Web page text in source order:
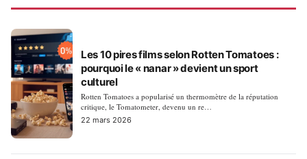
Les 10 pires films selon Rotten Tomatoes :
pourquoi le « nanar » devient un sport
culturel
Rotten Tomatoes a popularisé un thermomètre de la réputation
critique, le Tomatometer, devenu un re…
22 mars 2026